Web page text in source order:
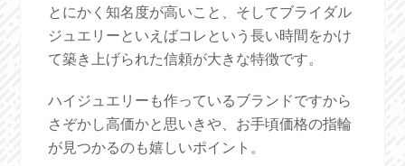
とにかく知名度が高いこと、そしてブライダル
ジュエリーといえばコレという長い時間をかけ
て築き上げられた信頼が大きな特徴です。
ハイジュエリーも作っているブランドですから
さぞかし高価かと思いきや、お手頃価格の指輪
が見つかるのも嬉しいポイント。